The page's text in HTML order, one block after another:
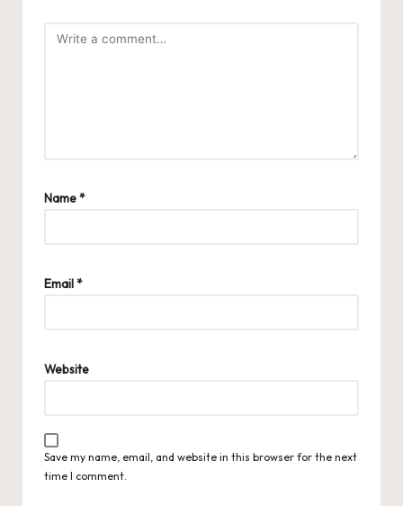
Name*
Email*
Website
Save my name, email, and website in this browser for the next
time I comment.